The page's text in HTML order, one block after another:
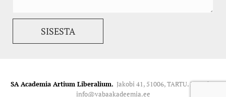
SA Academia Artium Liberalium. Jakobi 41, 51006, TARTU. Kontakt:
info@vabaakadeemia.ee